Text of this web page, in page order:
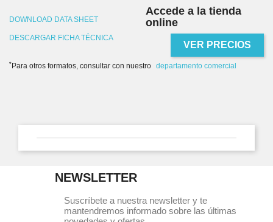
DOWNLOAD DATA SHEET
DESCARGAR FICHA TÉCNICA
Accede a la tienda
online
VER PRECIOS
* Para otros formatos, consultar con nuestro departamento comercial
NEWSLETTER
Suscríbete a nuestra newsletter y te
mantendremos informado sobre las últimas